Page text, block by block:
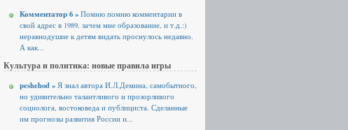
Комментатор 6 » Помню помню комментарии в
свой адрес в 1989, зачем мне образование, и т.д.:)
неравнодушие к детям видать проснулось недавно.
А как...
Культура и политика: новые правила игры
peshehod » Я знал автора И.Л.Демина, самобытного,
но удивительно талантливого и прозорливого
социолога, востоковеда и публициста. Сделанные
им прогнозы развития России и...